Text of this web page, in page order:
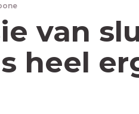
van
heel